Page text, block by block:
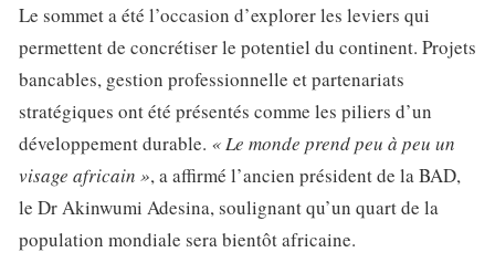
Le sommet a été l’occasion d’explorer les leviers qui
permettent de concrétiser le potentiel du continent. Projets
bancables, gestion professionnelle et partenariats
stratégiques ont été présentés comme les piliers d’un
développement durable. « Le monde prend peu à peu un
visage africain », a affirmé l’ancien président de la BAD,
le Dr Akinwumi Adesina, soulignant qu’un quart de la
population mondiale sera bientôt africaine.